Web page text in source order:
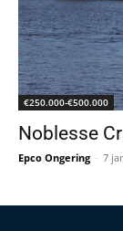
€250.000-€500.000
Noblesse
Epco Ongering - 7